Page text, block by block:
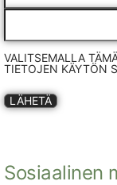
VALITSEMALLA
TIETOJEN KÄYTÖN
LÄHETÄ
Sosiaalinen